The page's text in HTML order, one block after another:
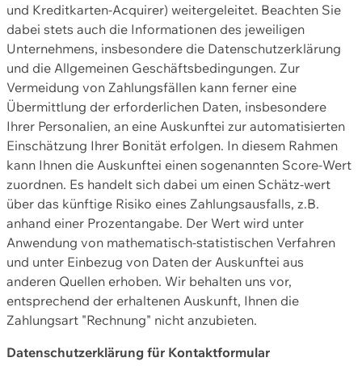
und Kreditkarten-Acquirer) weitergeleitet. Beachten Sie
dabei stets auch die Informationen des jeweiligen
Unternehmens, insbesondere die Datenschutzerklärung
und die Allgemeinen Geschäftsbedingungen. Zur
Vermeidung von Zahlungsfällen kann ferner eine
Übermittlung der erforderlichen Daten, insbesondere
Ihrer Personalien, an eine Auskunftei zur automatisierten
Einschätzung Ihrer Bonität erfolgen. In diesem Rahmen
kann Ihnen die Auskunftei einen sogenannten Score-Wert
zuordnen. Es handelt sich dabei um einen Schätz-wert
über das künftige Risiko eines Zahlungsausfalls, z.B.
anhand einer Prozentangabe. Der Wert wird unter
Anwendung von mathematisch-statistischen Verfahren
und unter Einbezug von Daten der Auskunftei aus
anderen Quellen erhoben. Wir behalten uns vor,
entsprechend der erhaltenen Auskunft, Ihnen die
Zahlungsart "Rechnung" nicht anzubieten.
Datenschutzerklärung für Kontaktformular